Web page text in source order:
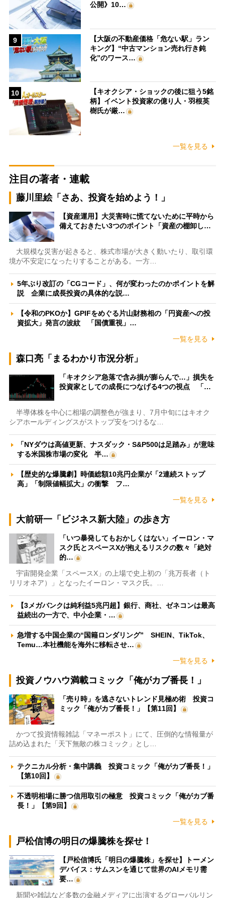
公開》10…
9
【大阪の不動産価格「危ない駅」ラン
キング】“中古マンション売れ行き鈍
化”のワース…
10
【キオクシア・ショックの後に狙う5銘
柄】イベント投資家の億り人・羽根英
樹氏が厳…
一覧を見る
注目の著者・連載
藤川里絵「さあ、投資を始めよう！」
【資産運用】大災害時に慌てないために平時から
備えておきたい3つのポイント「資産の棚卸し…
大規模な災害が起きると、株式市場が大きく動いたり、取引環
境が不安定になったりすることがある。一方…
5年ぶり改訂の「CGコード」、何が変わったのかポイントを解
説 企業に成長投資の具体的な説…
【令和のPKOか】GPIFをめぐる片山財務相の「円資産への投
資拡大」発言の波紋 「国債重視」…
一覧を見る
森口亮「まるわかり市況分析」
「キオクシア急落で含み損が膨らんで…」損失を
投資家としての成長につなげる4つの視点 「…
半導体株を中心に相場の調整色が強まり、7月中旬にはキオク
シアホールディングスがストップ安をつけるな…
「NYダウは高値更新、ナスダック・S&P500は足踏み」が意味
する米国株市場の変化 半…
【歴史的な爆騰劇】時価総額10兆円企業が「2連続ストップ
高」「制限値幅拡大」の衝撃 フ…
一覧を見る
大前研一「ビジネス新大陸」の歩き方
「いつ暴発してもおかしくはない」イーロン・マ
スク氏とスペースXが抱えるリスクの数々「絶対
的…
宇宙開発企業「スペースX」の上場で史上初の「兆万長者（ト
リリオネア）」となったイーロン・マスク氏。…
【3メガバンクは純利益5兆円超】銀行、商社、ゼネコンは最高
益続出の一方で、中小企業・…
急増する中国企業の“国籍ロンダリング” SHEIN、TikTok、
Temu…本社機能を海外に移転させ…
一覧を見る
投資ノウハウ満載コミック「俺がカブ番長！」
「売り時」を逃さないトレンド見極め術 投資コ
ミック「俺がカブ番長！」【第11回】
かつて投資情報雑誌「マネーポスト」にて、圧倒的な情報量が
詰め込まれた「天下無敵の株コミック」とし…
テクニカル分析・集中講義 投資コミック「俺がカブ番長！」
【第10回】
不透明相場に勝つ信用取引の極意 投資コミック「俺がカブ番
長！」【第9回】
一覧を見る
戸松信博の明日の爆騰株を探せ！
【戸松信博氏「明日の爆騰株」を探せ】トーメン
デバイス：サムスンを通じて世界のAIメモリ需
要…
新聞や雑誌など多数の金融メディアに出演するグローバルリン